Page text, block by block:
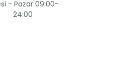
- Pazar 09:00-
24:00